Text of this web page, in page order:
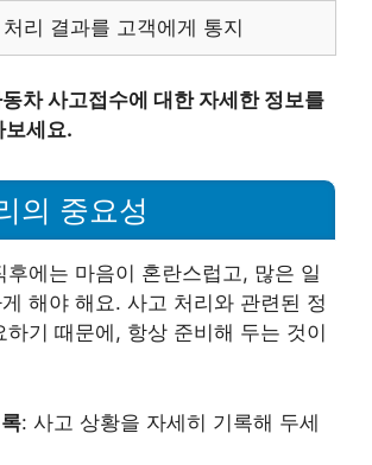
처리 결과를 고객에게 통지
차 사고접수에 대한 자세한 정보를
보세요.
의 중요성
후에는 마음이 혼란스럽고, 많은 일
해야 해요. 사고 처리와 관련된 정
하기 때문에, 항상 준비해 두는 것이
: 사고 상황을 자세히 기록해 두세